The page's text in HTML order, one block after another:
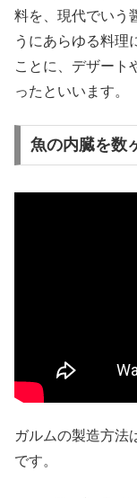
料を、現代でいう
うにあらゆる料理
ことに、デザート
ったといいます。
魚の内臓を数
ガルムの製造方法
です。